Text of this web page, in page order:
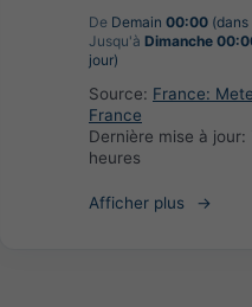
De Demain 00:00
Jusqu'à Dimanche
jour)
Source: France:
France
Dernière mise à jour:
heures
Afficher plus